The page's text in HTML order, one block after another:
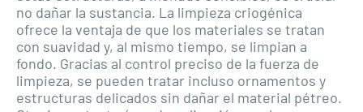
no dañar la sustancia. La limpieza criogénica
ofrece la ventaja de que los materiales se tratan
con suavidad y, al mismo tiempo, se limpian a
fondo. Gracias al control preciso de la fuerza de
limpieza, se pueden tratar incluso ornamentos y
estructuras delicados sin dañar el material pétreo.